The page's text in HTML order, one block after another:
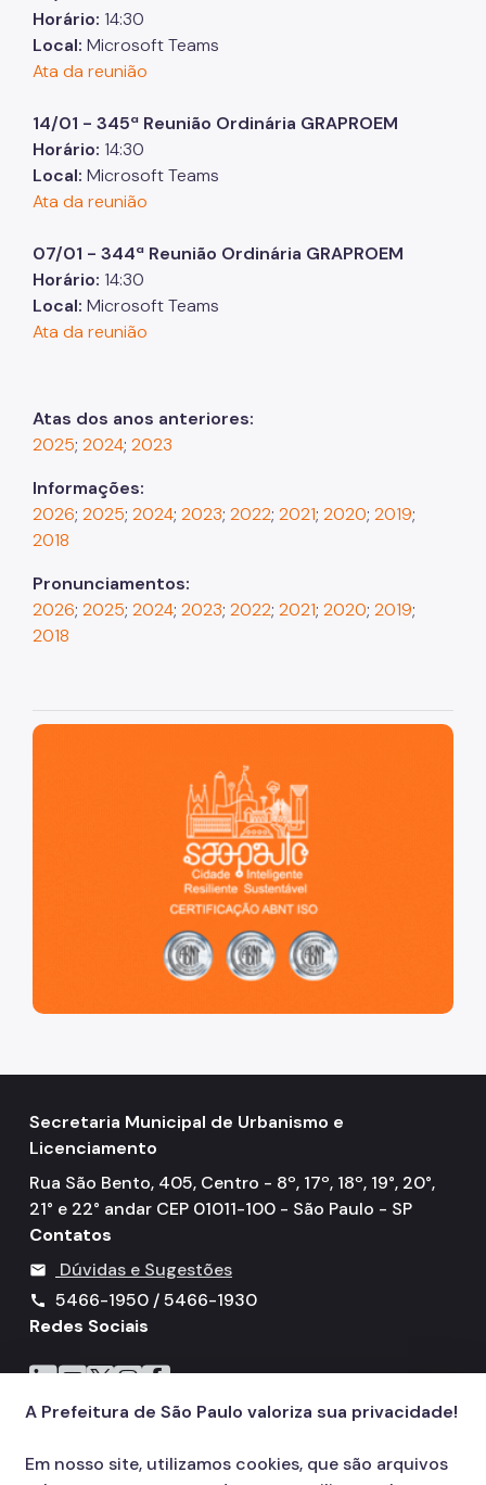
Horário: 14:30
Local: Microsoft Teams
Ata da reunião
14/01 - 345ª Reunião Ordinária GRAPROEM
Horário: 14:30
Local: Microsoft Teams
Ata da reunião
07/01 - 344ª Reunião Ordinária GRAPROEM
Horário: 14:30
Local: Microsoft Teams
Ata da reunião
Atas dos anos anteriores:
2025; 2024; 2023
Informações:
2026; 2025; 2024; 2023; 2022; 2021; 2020; 2019;
2018
Pronunciamentos:
2026; 2025; 2024; 2023; 2022; 2021; 2020; 2019;
2018
São Paulo, cidade inteligente, resiliente e sustentável
Secretaria Municipal de Urbanismo e
Licenciamento
Rua São Bento, 405, Centro - 8º, 17º, 18º, 19°, 20°,
21° e 22° andar CEP 01011-100 - São Paulo - SP
Contatos
mail Dúvidas e Sugestões
call
5466-1950 / 5466-1930
Redes Sociais
Icone do LinkedIn
Icone do YouTube
Icone do X
Icone do Instagram
Icone do Facebook
A Prefeitura de São Paulo valoriza sua privacidade!
Em nosso site, utilizamos cookies, que são arquivos